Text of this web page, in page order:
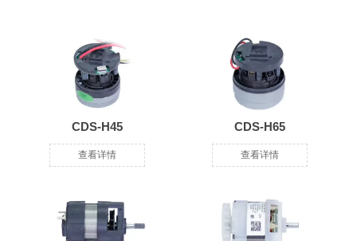
CDS-H45
查看详情
CDS-H65
查看详情